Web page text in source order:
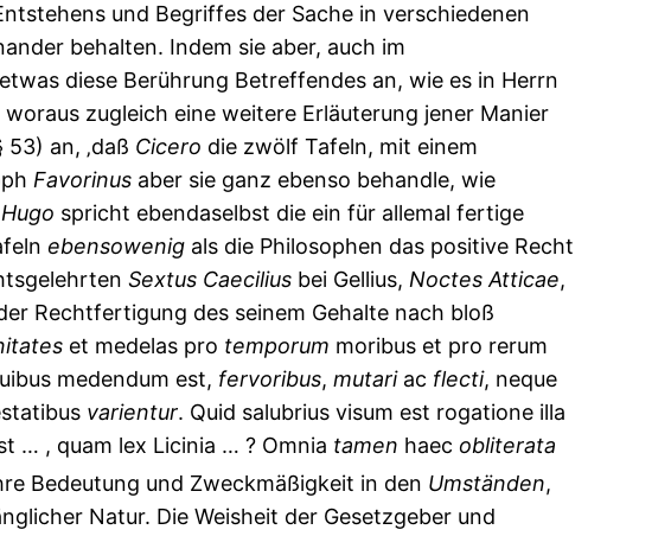
und Begriffes der Sache in verschiedenen
behalten. Indem sie aber, auch im
diese Berührung Betreffendes an, wie es in Herrn
zugleich eine weitere Erläuterung jener Manier
an, ‚daß Cicero die zwölf Tafeln, mit einem
Favorinus aber sie ganz ebenso behandle, wie
Hugo spricht ebendaselbst die ein für allemal fertige
ebensowenig als die Philosophen das positive Recht
Sextus Caecilius bei Gellius, Noctes Atticae,
Rechtfertigung des seinem Gehalte nach bloß
et medelas pro temporum moribus et pro rerum
medendum est, fervoribus, mutariac flecti, neque
varientur. Quid salubrius visum est rogatione illa
… , quam lex Licinia … ? Omnia tamen haec obliterata
Bedeutung und Zweckmäßigkeit in den Umständen,
Natur. Die Weisheit der Gesetzgeber und